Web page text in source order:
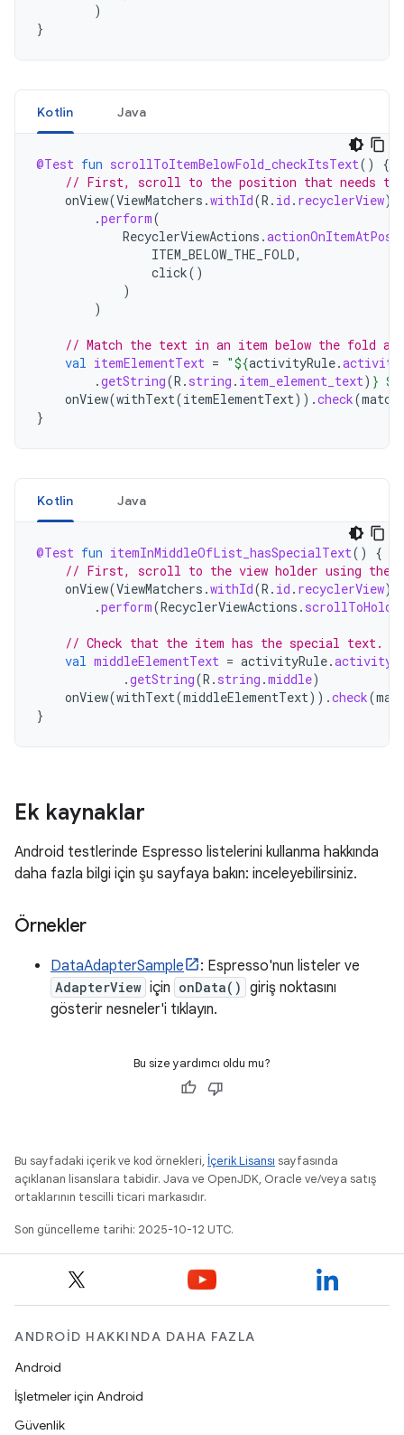
)
}
Kotlin Java
@Test fun scrollToItemBelowFold_checkItsText()
{
// First, scroll to the position that needs to
onView(ViewMatchers .withId(R . id . recyclerView))
.perform(
RecyclerViewActions .
ITEM_BELOW_THE_FOLD,
click()
)
)
// Match the text in an item below the fold
val itemElementText = "${activityRule.activity
.getString(R . string . item_element_text) } ${
onView(withText(itemElementText)).check(
}
Kotlin Java
@Test fun itemInMiddleOfList_hasSpecialText()
{
// First, scroll to the view holder using the
onView(ViewMatchers .withId(R . id . recyclerView))
.perform(RecyclerViewActions .
// Check that the item has the special text.
val middleElementText = activityRule.activity
.getString(R . string .middle)
onView(withText(middleElementText)).check(
}
Ek kaynaklar
Android testlerinde Espresso listelerini kullanma hakkında
daha fazla bilgi için şu sayfaya bakın: inceleyebilirsiniz.
Örnekler
DataAdapterSample : Espresso'nun listeler ve
AdapterView için onData() giriş noktasını
gösterir nesneler'i tıklayın.
Bu size yardımcı oldu mu?
Bu sayfadaki içerik ve kod örnekleri, İçerik Lisansı sayfasında
açıklanan lisanslara tabidir. Java ve OpenJDK, Oracle ve/veya satış
ortaklarının tescilli ticari markasıdır.
Son güncelleme tarihi: 2025-10-12 UTC.
ANDROID HAKKINDA DAHA FAZLA
Android
İşletmeler için Android
Güvenlik